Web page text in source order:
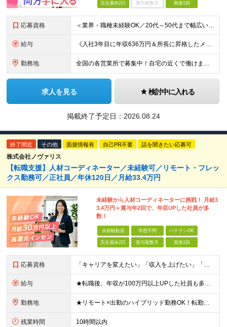
完全週休2日 賞与複数月 面接1回
応募資格 ＜業界・職種未経験OK／20代～50代まで幅広い年齢層が活躍中＞ ■普通自動車免許（AT限定可）をお持ちの方 └お客様先へ訪問するため、問題なく運転ができる方を想定しています。 ■高卒以上 ■60歳未
給与 《入社3年目に年収636万円＆所長に昇格したメンバーも！》 ◆月給245,796円～269,205円+営業実績手当+諸手当 ※試用期間3ヶ月(待遇同一) ※固定残業代(22.5時間分/35,796円～
勤務地 全国の各営業所で募集中！自宅の近くで働けます。 ※住所は一部の営業所のみ載せています ★詳細は以下のリンクをご覧ください https://www.fujiyakuhin.co.jp/shop/eig
求人を見る 検討中に入れる
掲載終了予定日： 2026.08.24
終了間近 その他 面接情報有 自己PR不要 話を聞きたい応募可
株式会社ノヴァリス
【転職支援】人材コーディネーター／未経験可／リモート・フレッ
クス勤務可／正社員／年休120日／月給33.4万円
未経験から人材コーディネーターに挑戦！ 月給3
3.4万円＋賞与年2回で、年収UPした社員が多
数！
未経験歓迎 学歴不問 ベテランOK
完全週休2日 賞与複数月 面接1回
応募資格 「キャリアを変えたい」「収入を上げたい」「将来に強いスキルを身につけたい」方歓迎！ ・未経験歓迎 ・学歴不問 ・第二新卒歓迎 ＼経験やスキルではなく、“これから”を重視します／ 「今のままでいい
給与 ★転職後、年収が100万円以上UPした社員も多数！ 月給33.4万円～45万円＋諸手当＋賞与年2回 ※インセンティブ充実 直近の最高インセンティブ：月50万円 全社員の平均インセンティブ：月10
勤務地 ★リモート×出勤のハイブリッド勤務OK！転勤なし！U・Ｉターン歓迎！ 東京、神奈川、埼玉、千葉、愛知、大阪、兵庫、京都、広島、福岡をはじめとする全国各地のプロジェクト先。 プライム上場、グロース上
残業時間 10時間以内